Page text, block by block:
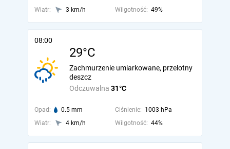
Wiatr: 3 km/h Wilgotność: 49%
08:00
29°C
Odczuwalna 31°C
Zachmurzenie umiarkowane, przelotny
deszcz
Opad: 0.5 mm Ciśnienie: 1003 hPa
Wiatr:
4 km/h Wilgotność: 44%